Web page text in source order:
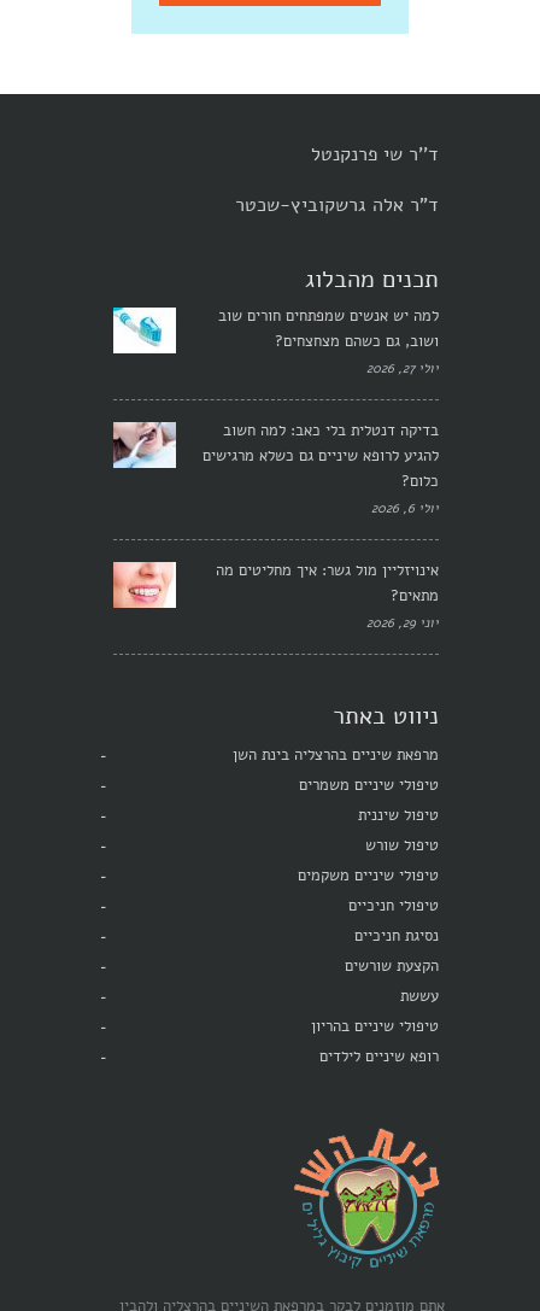
ד''ר שי פרנקנטל
ד"ר אלה גרשקוביץ-שכטר
תכנים מהבלוג
למה יש אנשים שמפתחים חורים שוב
ושוב, גם כשהם מצחצחים?
יולי 27, 2026
בדיקה דנטלית בלי כאב: למה חשוב
להגיע לרופא שיניים גם כשלא מרגישים
כלום?
יולי 6, 2026
אינויזליין מול גשר: איך מחליטים מה
מתאים?
יוני 29, 2026
ניווט באתר
מרפאת שיניים בהרצליה בינת השן
טיפולי שיניים משמרים
טיפול שיננית
טיפול שורש
טיפולי שיניים משקמים
טיפולי חניכיים
נסיגת חניכיים
הקצעת שורשים
עששת
טיפולי שיניים בהריון
רופא שיניים לילדים
אתם מוזמנים לבקר במרפאת השיניים בהרצליה ולהבין